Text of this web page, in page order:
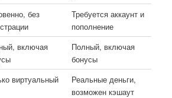
без
Требуется аккаунт и
пополнение
включая
Полный, включая
бонусы
виртуальный
Реальные деньги,
возможен кэшаут